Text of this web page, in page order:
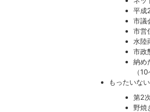
平成
市議
市営
水陸
市政
納め
（
もったいな
第2
野焼